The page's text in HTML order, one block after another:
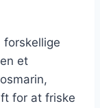
forskellige
et
for at friske